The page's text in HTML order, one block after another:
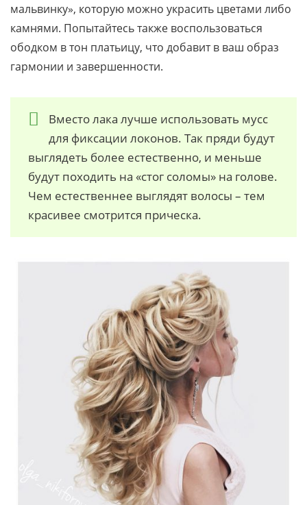
мальвинку», которую можно украсить цветами либо
камнями. Попытайтесь также воспользоваться
ободком в тон платьицу, что добавит в ваш образ
гармонии и завершенности.
Вместо лака лучше использовать мусс
для фиксации локонов. Так пряди будут
выглядеть более естественно, и меньше
будут походить на «стог соломы» на голове.
Чем естественнее выглядят волосы – тем
красивее смотрится прическа.